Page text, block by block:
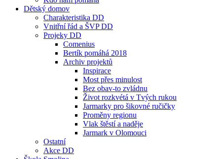
Dětský domov
Charakteristika DD
Vnitřní řád a ŠVP DD
Projeky DD
Comenius
Bertík pomáhá 2018
Archiv projektů
Inspirace
Most přes minulost
Bez obav-to zvládnu
Život rozkvétá v Tvých rukou
Jarmarky pro šikovné ručičky
Proměny regionu
Vlak štěstí a naděje
Jarmark v Olomouci
Ostatní
Akce DD